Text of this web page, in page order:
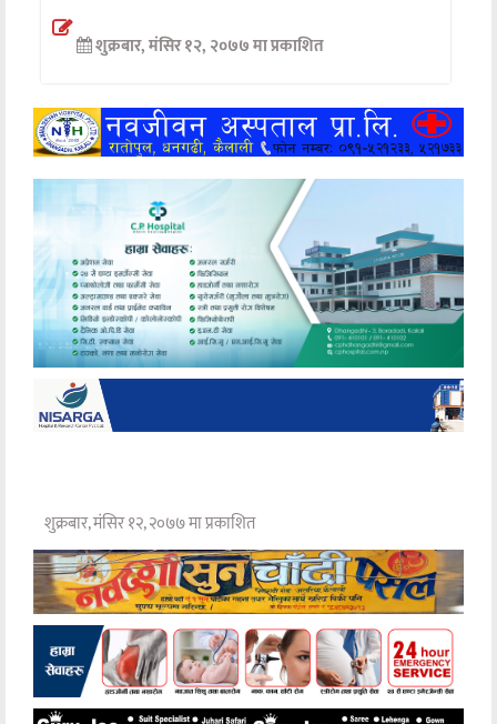
अन्तर्वार्ता
खेलकुद
मनोरञ्जन
अन्य
शुक्रबार, मंसिर १२, २०७७ मा प्रकाशित
शुक्रबार, मंसिर १२, २०७७ मा प्रकाशित